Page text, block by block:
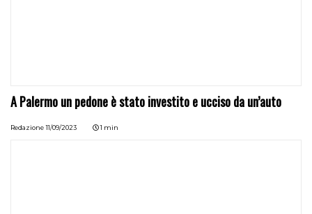
A Palermo un pedone è stato investito e ucciso da un’auto
Redazione 11/09/2023 1 min